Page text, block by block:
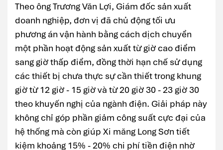
Theo ông Trương Văn Lợi, Giám đốc sản xuất
doanh nghiệp, đơn vị đã chủ động tối ưu
phương án vận hành bằng cách dịch chuyển
một phần hoạt động sản xuất từ giờ cao điểm
sang giờ thấp điểm, đồng thời hạn chế sử dụng
các thiết bị chưa thực sự cần thiết trong khung
giờ từ 12 giờ - 15 giờ và từ 20 giờ 30 - 23 giờ 30
theo khuyến nghị của ngành điện. Giải pháp này
không chỉ góp phần giảm công suất cực đại của
hệ thống mà còn giúp Xi măng Long Sơn tiết
kiệm khoảng 15% - 20% chi phí tiền điện nhờ